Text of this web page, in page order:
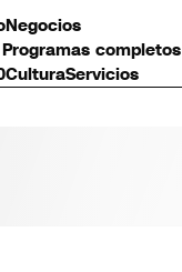
Negocios
completos
CulturaServicios